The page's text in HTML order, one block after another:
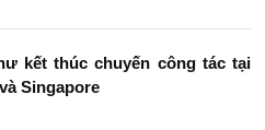
kết thúc chuyến công tác tại
Singapore